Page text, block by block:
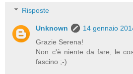
Risposte
Unknown
14 gennaio
Grazie Serena!
Non c'è niente da fare, le
fascino ;-)